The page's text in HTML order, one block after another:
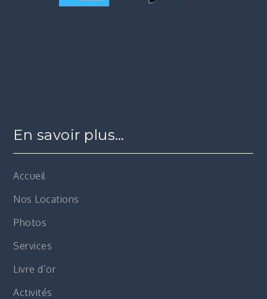
En savoir plus…
Accueil
Nos Locations
Photos
Services
Livre d’or
Activités